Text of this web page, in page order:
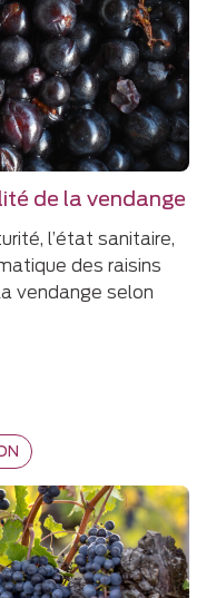
de la vendange
l’état sanitaire,
des raisins
vendange selon